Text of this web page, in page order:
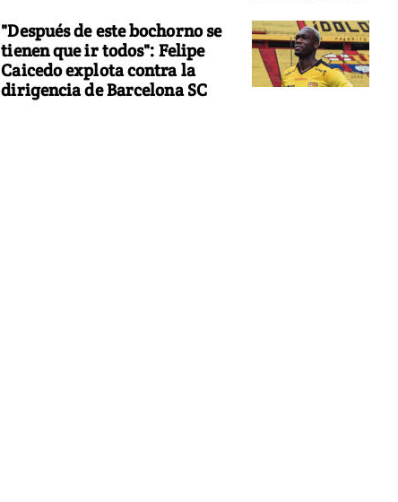
"Después de este bochorno se
tienen que ir todos": Felipe
Caicedo explota contra la
dirigencia de Barcelona SC